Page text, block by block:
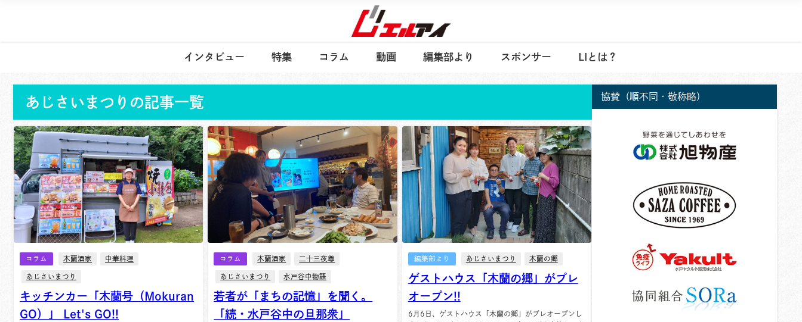
インタビュー 特集 コラム 動画 編集部より スポンサー LIとは？
あじさいまつりの記事一覧
コラム 木蘭酒家 中華料理
あじさいまつり
キッチンカー「木蘭号（Mokuran
GO）」 Let's GO!!
コラム 木蘭酒家 二十三夜尊
あじさいまつり 水戸谷中物語
若者が「まちの記憶」を聞く。
「続・水戸谷中の旦那衆」
編集部より あじさいまつり 木蘭の郷
ゲストハウス「木蘭の郷」がプレ
オープン!!
6月6日、ゲストハウス「木蘭の郷」がプレオープンし
協賛（順不同・敬称略）